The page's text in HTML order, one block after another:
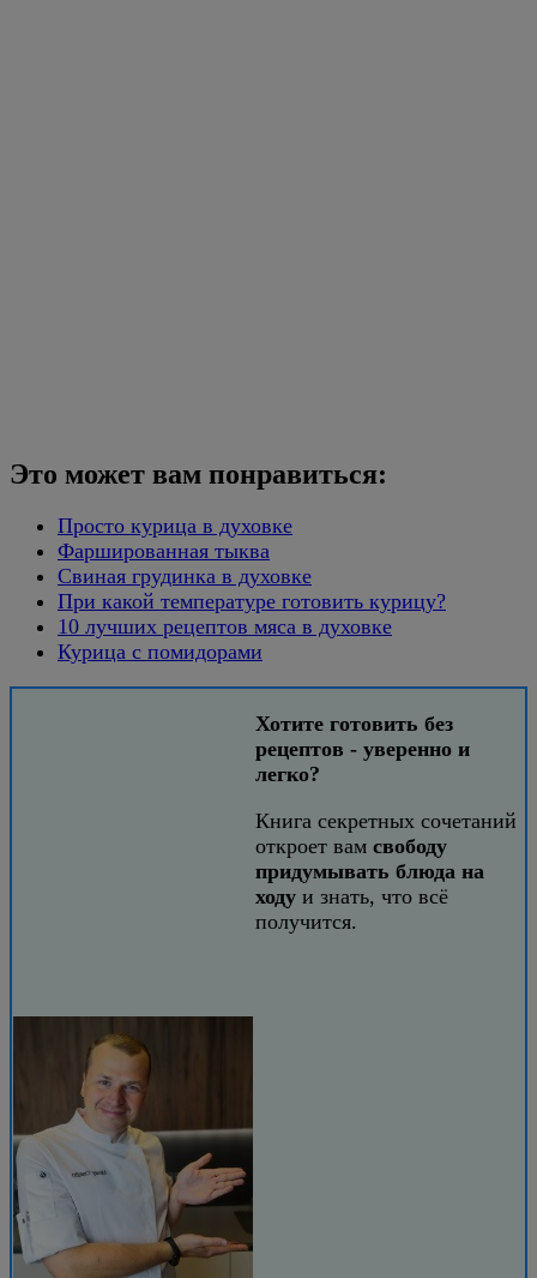
Это может вам понравиться:
Просто курица в духовке
Фаршированная тыква
Свиная грудинка в духовке
При какой температуре готовить курицу?
10 лучших рецептов мяса в духовке
Курица с помидорами
Хотите готовить без
рецептов - уверенно и
легко?
Книга секретных сочетаний
откроет вам свободу
придумывать блюда на
ходу и знать, что всё
получится.